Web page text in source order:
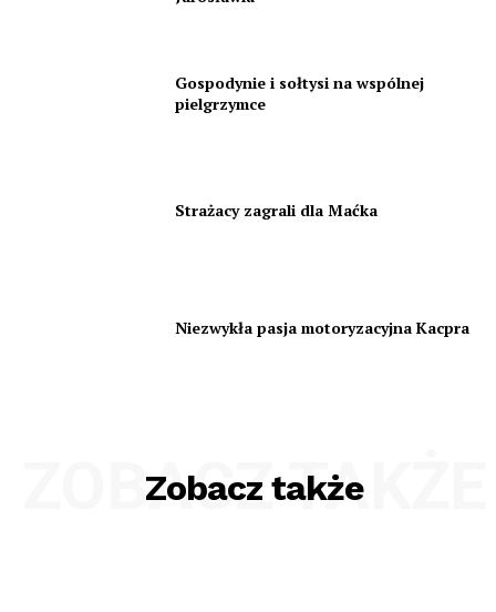
Gospodynie i sołtysi na wspólnej
pielgrzymce
Strażacy zagrali dla Maćka
Niezwykła pasja motoryzacyjna Kacpra
Zobacz także
ZOBACZ TAKŻE